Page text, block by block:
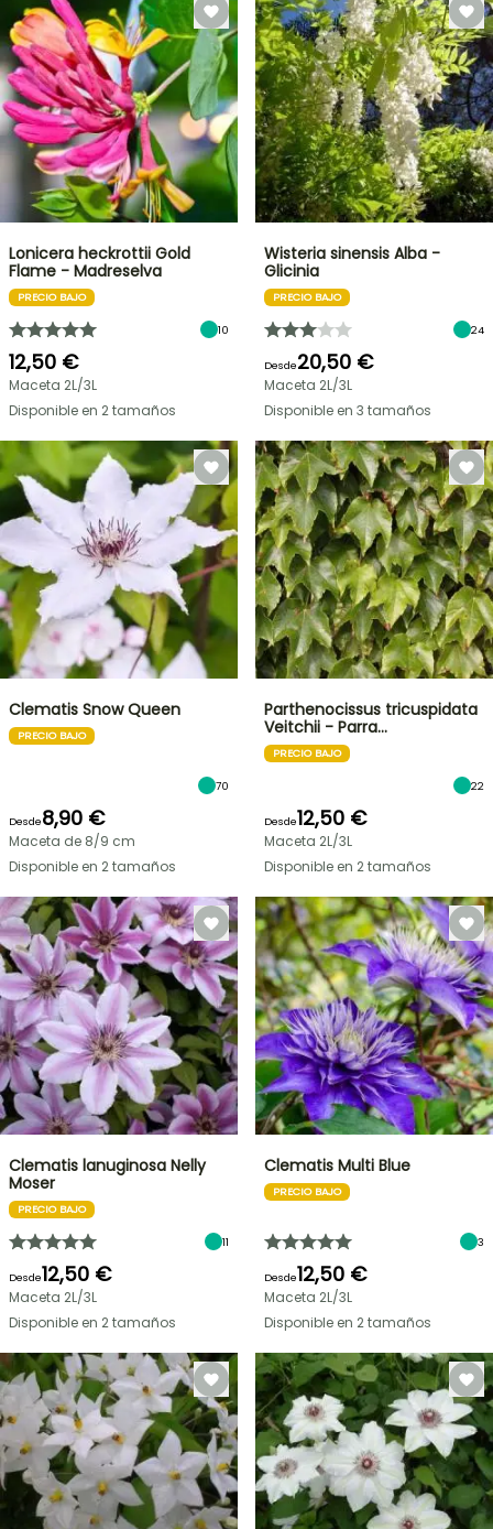
Lonicera heckrottii Gold
Flame - Madreselva
PRECIO BAJO
10
12,50 €
Maceta 2L/3L
Disponible en 2 tamaños
Wisteria sinensis Alba -
Glicinia
PRECIO BAJO
24
Desde20,50 €
Maceta 2L/3L
Disponible en 3 tamaños
Clematis Snow Queen
PRECIO BAJO
70
Desde8,90 €
Maceta de 8/9 cm
Disponible en 2 tamaños
Parthenocissus tricuspidata
Veitchii - Parra…
PRECIO BAJO
22
Desde12,50 €
Maceta 2L/3L
Disponible en 2 tamaños
Clematis lanuginosa Nelly
Moser
PRECIO BAJO
11
Desde12,50 €
Maceta 2L/3L
Disponible en 2 tamaños
Clematis Multi Blue
PRECIO BAJO
3
Desde12,50 €
Maceta 2L/3L
Disponible en 2 tamaños